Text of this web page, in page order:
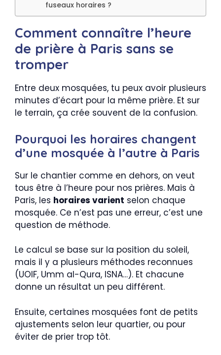
fuseaux horaires ?
Comment connaître l’heure
de prière à Paris sans se
tromper
Entre deux mosquées, tu peux avoir plusieurs
minutes d’écart pour la même prière. Et sur
le terrain, ça crée souvent de la confusion.
Pourquoi les horaires changent
d’une mosquée à l’autre à Paris
Sur le chantier comme en dehors, on veut
tous être à l’heure pour nos prières. Mais à
Paris, les horaires varient selon chaque
mosquée. Ce n’est pas une erreur, c’est une
question de méthode.
Le calcul se base sur la position du soleil,
mais il y a plusieurs méthodes reconnues
(UOIF, Umm al-Qura, ISNA…). Et chacune
donne un résultat un peu différent.
Ensuite, certaines mosquées font de petits
ajustements selon leur quartier, ou pour
éviter de prier trop tôt.